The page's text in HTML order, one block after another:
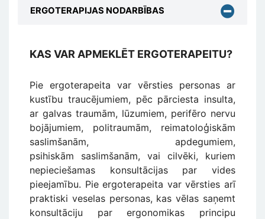
ERGOTERAPIJAS NODARBĪBAS
KAS VAR APMEKLĒT ERGOTERAPEITU?
Pie ergoterapeita var vērsties personas ar
kustību traucējumiem, pēc pārciesta insulta,
ar galvas traumām, lūzumiem, perifēro nervu
bojājumiem, politraumām, reimatoloģiskām
saslimšanām, apdegumiem,
psihiskām saslimšanām, vai cilvēki, kuriem
nepieciešamas konsultācijas par vides
pieejamību. Pie ergoterapeita var vērsties arī
praktiski veselas personas, kas vēlas saņemt
konsultāciju par ergonomikas principu